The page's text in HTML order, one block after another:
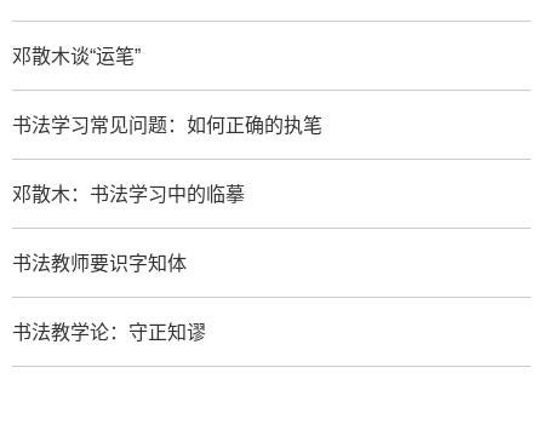
邓散木谈“运笔”
书法学习常见问题：如何正确的执笔
邓散木：书法学习中的临摹
书法教师要识字知体
书法教学论：守正知谬